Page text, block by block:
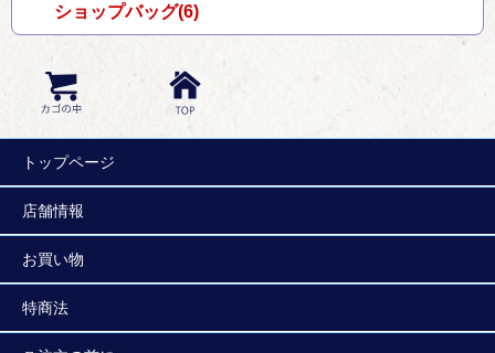
ショップバッグ(6)
トップページ
店舗情報
お買い物
特商法